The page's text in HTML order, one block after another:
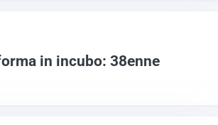
in incubo: 38enne